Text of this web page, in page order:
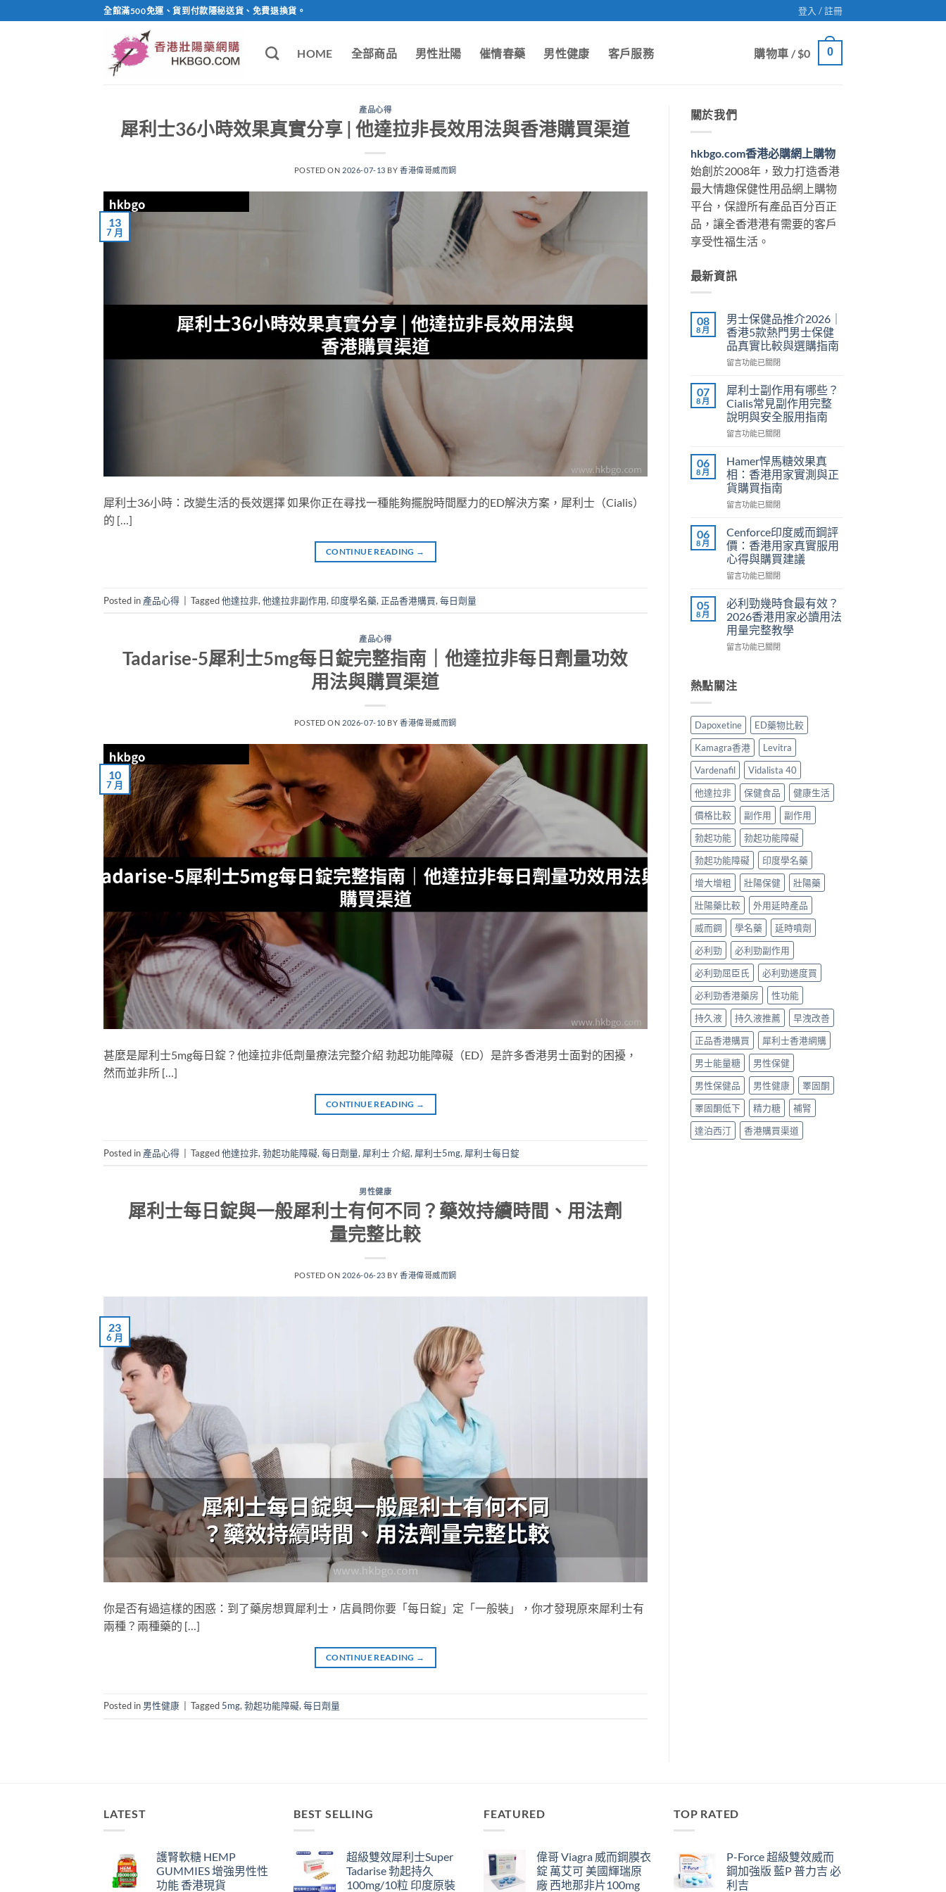
to
全館滿500免運、貨到付款隱秘送貨、免費退換貨。 登入 / 註冊
HOME 全部商品 男性壯陽 催情春藥 男性健康 客戶服務 購物車 /$0 0
產品心得
犀利士36小時效果真實分享 | 他達拉非長效用法與香港購買渠道
POSTED ON 2026-07-13 BY香港偉哥威而鋼
13
7 月
犀利士36小時：改變生活的長效選擇 如果你正在尋找一種能夠擺脫時間壓力的ED解決方案，犀利士（Cialis）
的 […]
CONTINUE READING →
Posted in 產品心得 | Tagged他達拉非, 他達拉非副作用, 印度學名藥, 正品香港購買, 每日劑量
產品心得
Tadarise-5犀利士5mg每日錠完整指南｜他達拉非每日劑量功效
用法與購買渠道
POSTED ON 2026-07-10 BY香港偉哥威而鋼
10
7 月
甚麼是犀利士5mg每日錠？他達拉非低劑量療法完整介紹 勃起功能障礙（ED）是許多香港男士面對的困擾，
然而並非所 […]
CONTINUE READING →
Posted in 產品心得 Tagged他達拉非, 勃起功能障礙, 每日劑量, 犀利士 介紹, 犀利士5mg, 犀利士每日錠
男性健康
犀利士每日錠與一般犀利士有何不同？藥效持續時間、用法劑
量完整比較
POSTED ON 2026-06-23 BY香港偉哥威而鋼
23
6 月
你是否有過這樣的困惑：到了藥房想買犀利士，店員問你要「每日錠」定「一般裝」，你才發現原來犀利士有
兩種？兩種藥的 […]
CONTINUE READING →
Posted in 男性健康 Tagged 5mg, 勃起功能障礙, 每日劑量
關於我們
hkbgo.com香港必購網上購物
始創於2008年，致力打造香港
最大情趣保健性用品網上購物
平台，保證所有產品百分百正
品，讓全香港港有需要的客戶
享受性福生活。
最新資訊
08
8 月
男士保健品推介2026｜
香港5款熱門男士保健
品真實比較與選購指南
在
士
保
健
品
推
2026
｜
香
港
5
熱
門
男
士
保
品
真
實
比
較
購
中
留言功能已關閉
07
8 月
犀利士副作用有哪些？
Cialis常見副作用完整
說明與安全服用指南
在
利
士
副
作
用
哪
些？
Cialis
常
見
作
用
完
整
說
安
用
指
南〉
中
留言功能已關閉
06
8 月
Hamer悍馬糖效果真
相：香港用家實測與正
貨購買指南
在
悍
馬
糖
效
果
相：
香
港
用
家
與
購
買
指
南〉
中
留言功能已關閉
06
8 月
Cenforce印度威而鋼評
價：香港用家真實服用
心得與購買建議
在
印
度
威
而
鋼
香
家
真
實
服
用
心
得
與
購
買
建
議〉
中
留言功能已關閉
05
8 月
必利勁幾時食最有效？
2026香港用家必讀用法
用量完整教學
在
勁
幾
食
最
有
效？
2026
香
港
用
家
必
讀
用
法
用
量
完
整
教
學〉
中
留言功能已關閉
熱點關注
Dapoxetine
ED藥物比較
Kamagra香港
Levitra
Vardenafil
Vidalista 40
他達拉非
保健食品
健康生活
價格比較
副作用
副作用
勃起功能
勃起功能障礙
勃起功能障礙
印度學名藥
增大增粗
壯陽保健
壯陽藥
壯陽藥比較
外用延時產品
威而鋼
學名藥
延時噴劑
必利勁
必利勁副作用
必利勁屈臣氏
必利勁邊度買
必利勁香港藥房
性功能
持久液
持久液推薦
早洩改善
正品香港購買
犀利士香港網購
男士能量糖
男性保健
男性保健品
男性健康
睪固酮
睪固酮低下
精力糖
補腎
達泊西汀
香港購買渠道
LATEST
護腎軟糖 HEMP
GUMMIES 增強男性性
功能 香港現貨
BEST SELLING
超級雙效犀利士Super
Tadarise 勃起持久
100mg/10粒 印度原裝
FEATURED
偉哥 Viagra 威而鋼膜衣
錠 萬艾可 美國輝瑞原
廠 西地那非片100mg
TOP RATED
P-Force 超級雙效威而
鋼加強版 藍P 普力吉 必
利吉